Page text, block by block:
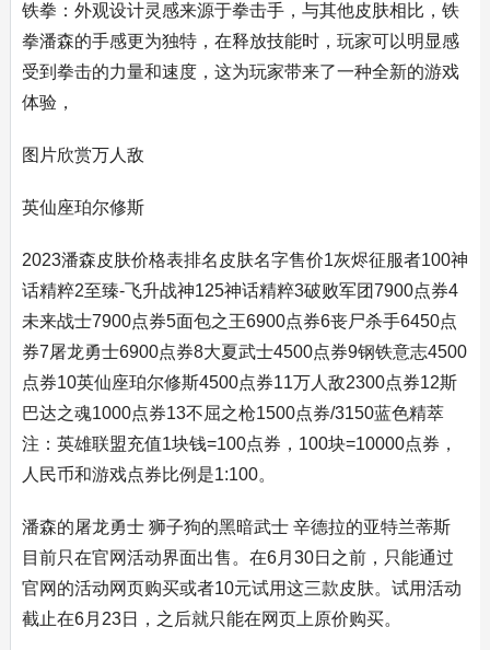
铁拳：外观设计灵感来源于拳击手，与其他皮肤相比，铁
拳潘森的手感更为独特，在释放技能时，玩家可以明显感
受到拳击的力量和速度，这为玩家带来了一种全新的游戏
体验，
图片欣赏万人敌
英仙座珀尔修斯
2023潘森皮肤价格表排名皮肤名字售价1灰烬征服者100神
话精粹2至臻-飞升战神125神话精粹3破败军团7900点券4
未来战士7900点券5面包之王6900点券6丧尸杀手6450点
券7屠龙勇士6900点券8大夏武士4500点券9钢铁意志4500
点券10英仙座珀尔修斯4500点券11万人敌2300点券12斯
巴达之魂1000点券13不屈之枪1500点券/3150蓝色精萃
注：英雄联盟充值1块钱=100点券，100块=10000点券，
人民币和游戏点券比例是1:100。
潘森的屠龙勇士 狮子狗的黑暗武士 辛德拉的亚特兰蒂斯
目前只在官网活动界面出售。在6月30日之前，只能通过
官网的活动网页购买或者10元试用这三款皮肤。试用活动
截止在6月23日，之后就只能在网页上原价购买。